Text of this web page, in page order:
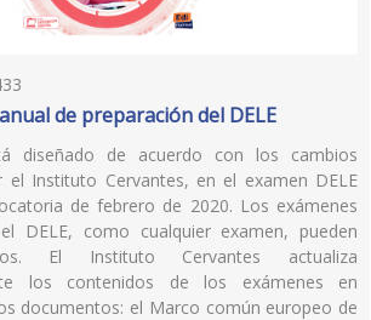
de preparación del DELE
diseñado de acuerdo con los cambios
el Instituto Cervantes, en el examen DELE
de febrero de 2020. Los exámenes
DELE, como cualquier examen, pueden
El Instituto Cervantes actualiza
los contenidos de los exámenes en
documentos: el Marco común europeo de